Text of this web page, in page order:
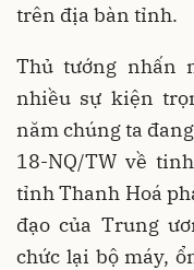
trên địa bàn tỉnh.
Thủ tướng nhấn
nhiều sự kiện
năm chúng ta
18-NQ/TW về
tỉnh Thanh Hoá
đạo của Trung
chức lại bộ máy,